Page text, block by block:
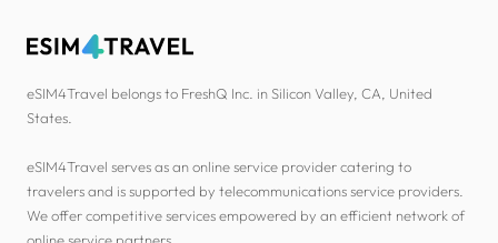
eSIM4Travel belongs to FreshQ Inc. in Silicon Valley, CA, United
States.
eSIM4Travel serves as an online service provider catering to
travelers and is supported by telecommunications service providers.
We offer competitive services empowered by an efficient network of